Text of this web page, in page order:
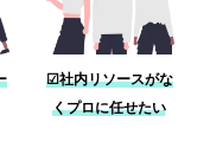
☑社内リソースがな
くプロに任せたい